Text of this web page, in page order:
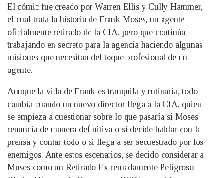
El cómic fue creado por Warren Ellis y Cully Hammer,
el cual trata la historia de Frank Moses, un agente
oficialmente retirado de la CIA, pero que continúa
trabajando en secreto para la agencia haciendo algunas
misiones que necesitan del toque profesional de un
agente.
Aunque la vida de Frank es tranquila y rutinaria, todo
cambia cuando un nuevo director llega a la CIA, quien
se empieza a cuestionar sobre lo que pasaría si Moses
renuncia de manera definitiva o si decide hablar con la
prensa y contar todo o si llega a ser secuestrado por los
enemigos. Ante estos escenarios, se decido considerar a
Moses como un Retirado Extremadamente Peligroso